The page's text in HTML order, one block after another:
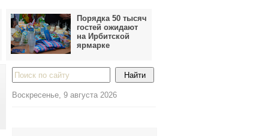
Порядка 50 тысяч
гостей ожидают
на Ирбитской
ярмарке
Воскресенье, 9 августа 2026